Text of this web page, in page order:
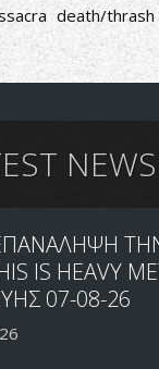
death/thrash
NEWS
IS HEAVY
07-08-26